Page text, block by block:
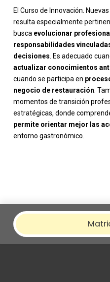
El Curso de Innovación.
resulta especialmente
busca evolucionar
responsabilidades
decisiones. Es adecuado
actualizar conocimientos
cuando se participa en
negocio de restauración.
momentos de transición
estratégicas, donde
permite orientar mejor las
entorno gastronómico.